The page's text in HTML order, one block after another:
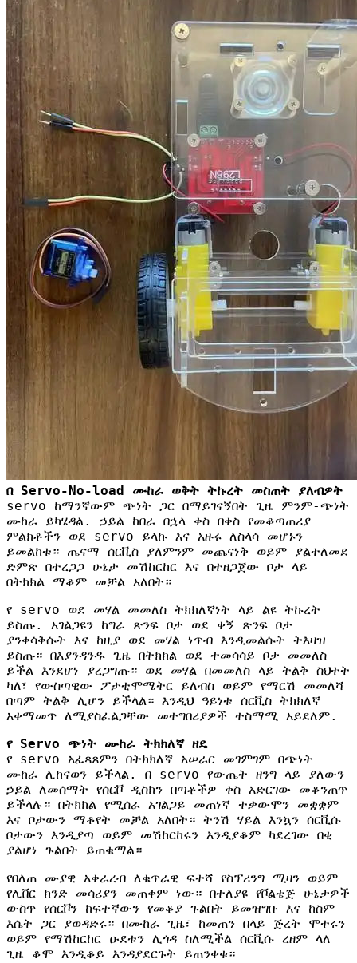
በ Servo-No-load ሙከራ ወቅት ትኩረት መስጠት ያለብዎት
servo ከማንኛውም ጭነት ጋር በማይገናኝበት ጊዜ ምንም-ጭነት
ሙከራ ይካሄዳል. ኃይል ከበራ በኋላ ቀስ በቀስ የመቆጣጠሪያ
ምልክቶችን ወደ servo ይላኩ እና አዙሩ ለስላሳ መሆኑን
ይመልከቱ። ጤናማ ሰርቪስ ያለምንም መጨናነቅ ወይም ያልተለመደ
ድምጽ በተረጋጋ ሁኔታ መሽከርከር እና በተዘጋጀው ቦታ ላይ
በትክክል ማቆም መቻል አለበት።
የ servo ወደ መሃል መመለስ ትክክለኛነት ላይ ልዩ ትኩረት
ይስጡ. አገልጋዩን ከግራ ጽንፍ ቦታ ወደ ቀኝ ጽንፍ ቦታ
ያንቀሳቅሱት እና ከዚያ ወደ መሃል ነጥብ እንዲመልሱት ትእዛዝ
ይስጡ። በእያንዳንዱ ጊዜ በትክክል ወደ ተመሳሳይ ቦታ መመለስ
ይችል እንደሆነ ያረጋግጡ። ወደ መሃል በመመለስ ላይ ትልቅ ስህተት
ካለ፣ የውስጣዊው ፖታቲሞሜትር ይለብስ ወይም የማርሽ መመለሻ
በጣም ትልቅ ሊሆን ይችላል። እንዲህ ዓይነቱ ሰርቪስ ትክክለኛ
አቀማመጥ ለሚያስፈልጋቸው መተግበሪያዎች ተስማሚ አይደለም.
የ Servo ጭነት ሙከራ ትክክለኛ ዘዴ
የ servo አፈጻጸምን በትክክለኛ አሠራር መገምገም በጭነት
ሙከራ ሊከናወን ይችላል. በ servo የውጤት ዘንግ ላይ ያለውን
ኃይል ለመሰማት የሰርቮ ዲስክን በጣቶችዎ ቀስ አድርገው መቆንጠጥ
ይችላሉ። በትክክል የሚሰራ አገልጋይ መጠነኛ ተቃውሞን መቋቋም
እና ቦታውን ማቆየት መቻል አለበት። ትንሽ ሃይል እንኳን ሰርቪሱ
ቦታውን እንዲያጣ ወይም መሽከርከሩን እንዲያቆም ካደረገው በቂ
ያልሆነ ጉልበት ይጠቁማል።
የበለጠ ሙያዊ አቀራረብ ለቁጥራዊ ፍተሻ የስፕሪንግ ሚዛን ወይም
የሊቨር ክንድ መሳሪያን መጠቀም ነው። በተለያዩ የቮልቴጅ ሁኔታዎች
ውስጥ የሰርቮን ከፍተኛውን የመቆያ ጉልበት ይመዝግቡ እና ከስም
እሴት ጋር ያወዳድሩ። በሙከራ ጊዜ፣ ከመጠን በላይ ጅረት ሞተሩን
ወይም የማሽከርከር ዑደቱን ሊጎዳ ስለሚችል ሰርቪሱ ረዘም ላለ
ጊዜ ቆሞ እንዲቆይ እንዳያደርጉት ይጠንቀቁ።